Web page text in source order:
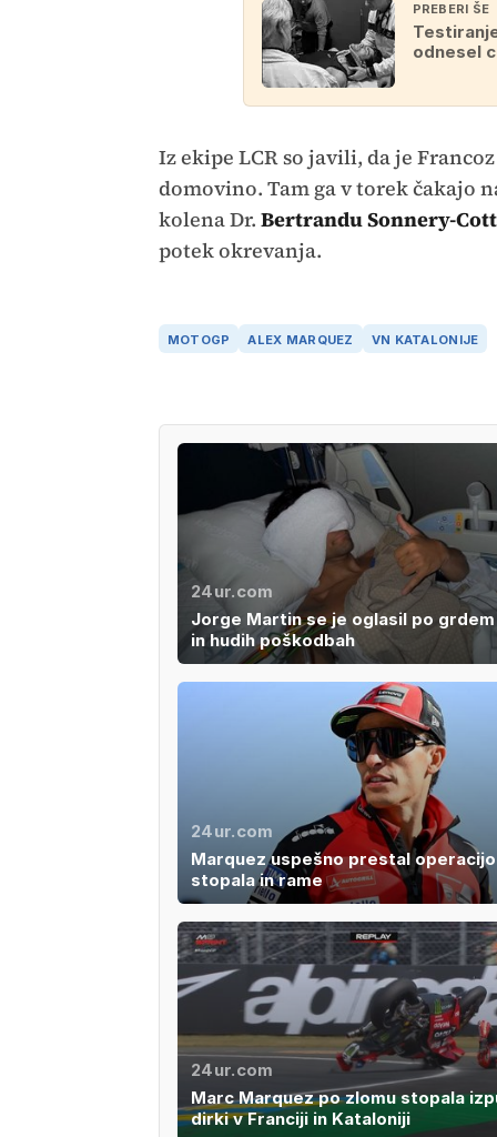
PREBERI ŠE
odnesel
Iz ekipe LCR so javili, da je
domovino. Tam ga v torek čakajo
kolena Dr. Bertrandu Sonnery-
potek okrevanja.
MOTOGP ALEX MARQUEZ VN KATALONIJE
24ur.com
Jorge Martin se je oglasil po
in hudih poškodbah
24ur.com
Marquez uspešno prestal operacijo
stopala in rame
24ur.com
Marc Marquez po zlomu stopala
dirki v Franciji in Kataloniji